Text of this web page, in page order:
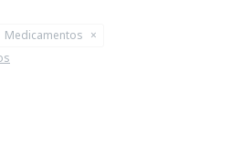
Medicamentos